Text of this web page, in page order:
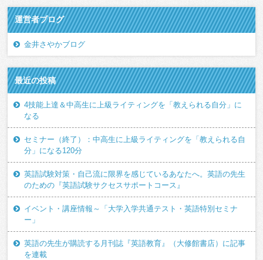
運営者ブログ
金井さやかブログ
最近の投稿
4技能上達＆中高生に上級ライティングを「教えられる自分」に
なる
セミナー（終了）：中高生に上級ライティングを「教えられる自
分」になる120分
英語試験対策・自己流に限界を感じているあなたへ。英語の先生
のための『英語試験サクセスサポートコース』
イベント・講座情報～「大学入学共通テスト・英語特別セミナ
ー」
英語の先生が購読する月刊誌『英語教育』（大修館書店）に記事
を連載